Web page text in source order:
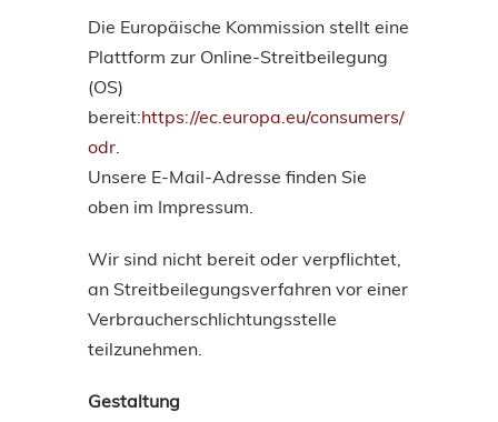
Die Europäische Kommission stellt eine
Plattform zur Online-Streitbeilegung
(OS)
bereit:https://ec.europa.eu/consumers/
odr
Unsere E-Mail-Adresse finden Sie
oben im Impressum.
Wir sind nicht bereit oder verpflichtet,
an Streitbeilegungsverfahren vor einer
Verbraucherschlichtungsstelle
teilzunehmen.
Gestaltung